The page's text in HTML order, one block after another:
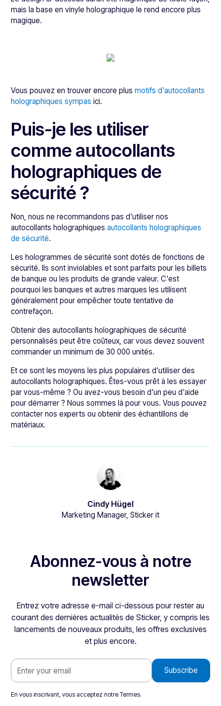
mais la base en vinyle holographique le rend encore plus
magique.
Vous pouvez en trouver encore plusmotifs d'autocollants
holographiques sympas ici.
Puis-je les utiliser
comme autocollants
holographiques de
sécurité ?
Non, nous ne recommandons pas d'utiliser nos
autocollants holographiquesautocollants holographiques
de sécurité.
Les hologrammes de sécurité sont dotés de fonctions de
sécurité. Ils sont inviolables et sont parfaits pour les billets
de banque ou les produits de grande valeur. C'est
pourquoi les banques et autres marques les utilisent
généralement pour empêcher toute tentative de
contrefaçon.
Obtenir des autocollants holographiques de sécurité
personnalisés peut être coûteux, car vous devez souvent
commander un minimum de 30 000 unités.
Et ce sont les moyens les plus populaires d'utiliser des
autocollants holographiques. Êtes-vous prêt à les essayer
par vous-même ? Ou avez-vous besoin d'un peu d'aide
pour démarrer ? Nous sommes là pour vous. Vous pouvez
contacter nos experts ou obtenir des échantillons de
matériaux.
Cindy Hügel
Marketing Manager, Sticker it
Abonnez-vous à notre
newsletter
Entrez votre adresse e-mail ci-dessous pour rester au
courant des dernières actualités de Sticker, y compris les
lancements de nouveaux produits, les offres exclusives
et plus encore.
En vous inscrivant, vous acceptez notreTermes.